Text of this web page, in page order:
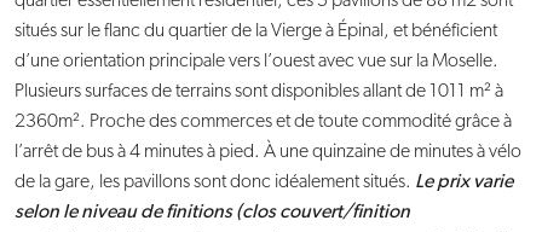
situés sur le flanc du quartier de la Vierge à Épinal, et bénéficient
d’une orientation principale vers l’ouest avec vue sur la Moselle.
Plusieurs surfaces de terrains sont disponibles allant de 1011 m² à
2360m². Proche des commerces et de toute commodité grâce à
l’arrêt de bus à 4 minutes à pied. À une quinzaine de minutes à vélo
de la gare, les pavillons sont donc idéalement situés. Le prix varie
selon le niveau de finitions (clos couvert/finition